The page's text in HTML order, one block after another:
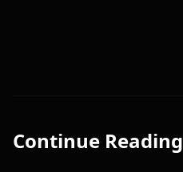
Continue Reading